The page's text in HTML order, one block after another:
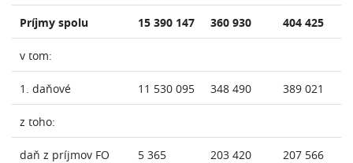
Príjmy spolu 15 390 147 360 930 404 425
v tom:
1. daňové 11 530 095 348 490 389 021
z toho:
daň z príjmov FO 5 365 203 420 207 566